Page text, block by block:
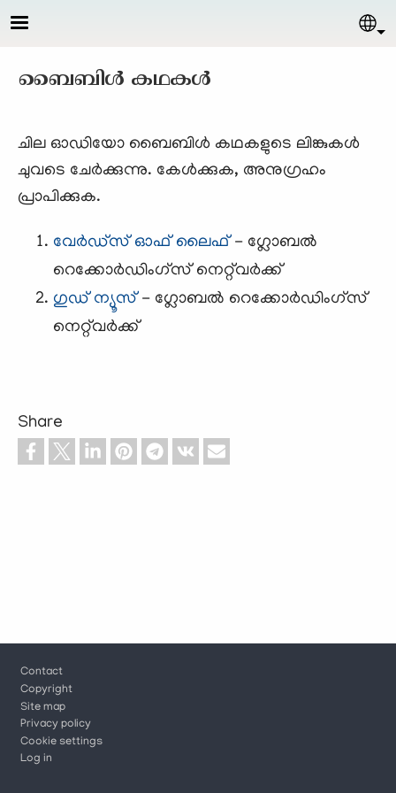
Skip to main content
ബൈബിള്‍ കഥകള്‍
ചില ഓഡിയോ ബൈബിള്‍ കഥകളുടെ ലിങ്കുകള്‍
ചുവടെ ചേര്‍ക്കുന്നു. കേള്‍ക്കുക, അനുഗ്രഹം
പ്രാപിക്കുക.
വേര്‍ഡ്സ് ഓഫ് ലൈഫ്- ഗ്ലോബല്‍
റെക്കോര്‍ഡിംഗ്സ് നെറ്റ്‌വര്‍ക്ക്
ഗുഡ് ന്യൂസ്‌- ഗ്ലോബല്‍ റെക്കോര്‍ഡിംഗ്സ്
നെറ്റ്‌വര്‍ക്ക്
Share
Footer
Contact
Copyright
Site map
Privacy policy
Cookie settings
Log in